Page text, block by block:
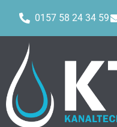
0157 58 24 34 59